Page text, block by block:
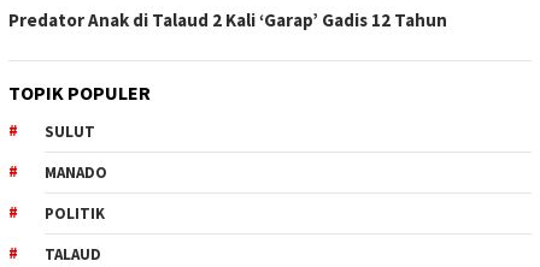
Predator Anak di Talaud 2 Kali ‘Garap’ Gadis 12 Tahun
TOPIK POPULER
SULUT
MANADO
POLITIK
TALAUD